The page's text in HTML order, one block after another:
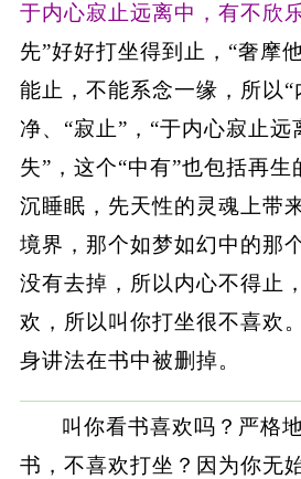
于内心寂止远离中，有不欣
先”好好打坐得到止，“奢摩
能止，不能系念一缘，所以“
净、“寂止”，“于内心寂止远
失”，这个“中有”也包括再
沉睡眠，先天性的灵魂上带
境界，那个如梦如幻中的那
没有去掉，所以内心不得止
欢，所以叫你打坐很不喜欢
身讲法在书中被删掉。
叫你看书喜欢吗？严格
书，不喜欢打坐？因为你无